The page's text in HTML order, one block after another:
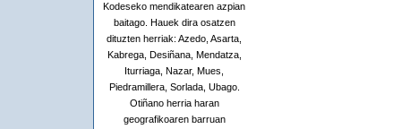
Kodeseko mendikatearen azpian
baitago. Hauek dira osatzen
dituzten herriak: Azedo, Asarta,
Kabrega, Desiñana, Mendatza,
Iturriaga, Nazar, Mues,
Piedramillera, Sorlada, Ubago.
Otiñano herria haran
geografikoaren barruan